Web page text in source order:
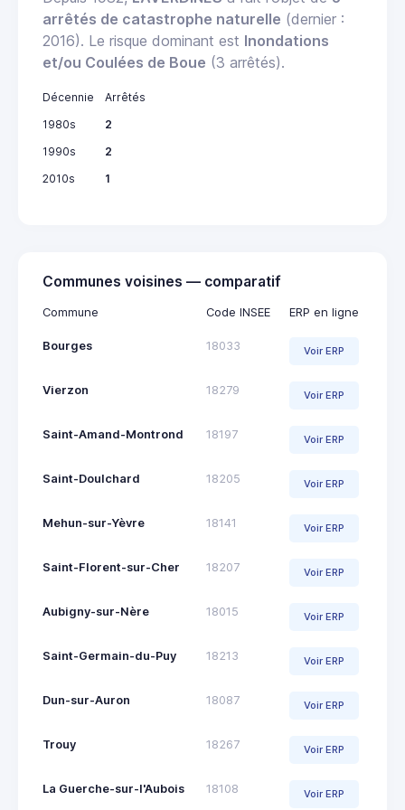
arrêtés de catastrophe naturelle (dernier :
2016). Le risque dominant est Inondations
et/ou Coulées de Boue (3 arrêtés).
Décennie
Arrêtés
1980s
2
1990s
2
2010s
1
Communes voisines — comparatif
Commune Code INSEE ERP en ligne
Bourges 18033 Voir ERP
Vierzon 18279 Voir ERP
Saint-Amand-Montrond 18197 Voir ERP
Saint-Doulchard 18205 Voir ERP
Mehun-sur-Yèvre 18141 Voir ERP
Saint-Florent-sur-Cher 18207 Voir ERP
Aubigny-sur-Nère 18015 Voir ERP
Saint-Germain-du-Puy 18213 Voir ERP
Dun-sur-Auron 18087 Voir ERP
Trouy 18267 Voir ERP
La Guerche-sur-l'Aubois 18108 Voir ERP